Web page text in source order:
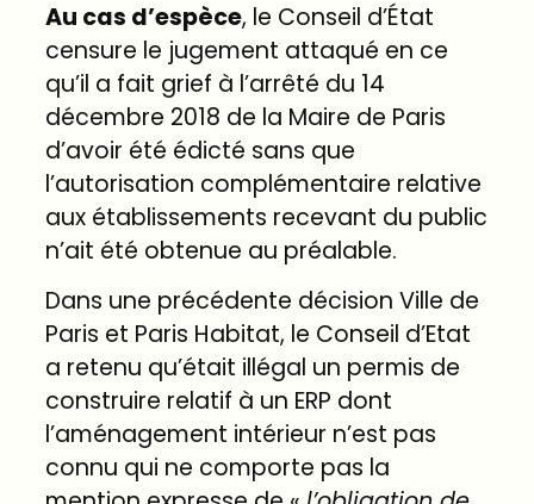
Au cas d’espèce, le Conseil d’État
censure le jugement attaqué en ce
qu’il a fait grief à l’arrêté du 14
décembre 2018 de la Maire de Paris
d’avoir été édicté sans que
l’autorisation complémentaire relative
aux établissements recevant du public
n’ait été obtenue au préalable.
Dans une précédente décision Ville de
Paris et Paris Habitat, le Conseil d’Etat
a retenu qu’était illégal un permis de
construire relatif à un ERP dont
l’aménagement intérieur n’est pas
connu qui ne comporte pas la